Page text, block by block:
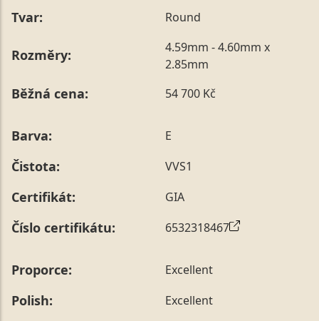
Tvar: Round
Rozměry:
4.59mm - 4.60mm x
2.85mm
Běžná cena: 54 700 Kč
Barva: E
Čistota: VVS1
Certifikát: GIA
Číslo certifikátu: 6532318467
Proporce: Excellent
Polish: Excellent